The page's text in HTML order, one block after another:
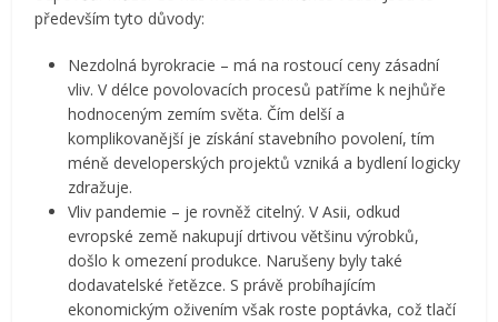
především tyto důvody:
Nezdolná byrokracie – má na rostoucí ceny zásadní
vliv. V délce povolovacích procesů patříme k nejhůře
hodnoceným zemím světa. Čím delší a
komplikovanější je získání stavebního povolení, tím
méně developerských projektů vzniká a bydlení logicky
zdražuje.
Vliv pandemie – je rovněž citelný. V Asii, odkud
evropské země nakupují drtivou většinu výrobků,
došlo k omezení produkce. Narušeny byly také
dodavatelské řetězce. S právě probíhajícím
ekonomickým oživením však roste poptávka, což tlačí